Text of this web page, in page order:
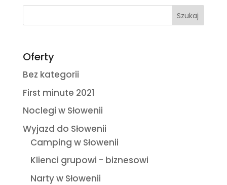
r
a
t
v
e
:
Oferty
Bez kategorii
First minute 2021
Noclegi w Słowenii
Wyjazd do Słowenii
Camping w Słowenii
Klienci grupowi - biznesowi
Narty w Słowenii